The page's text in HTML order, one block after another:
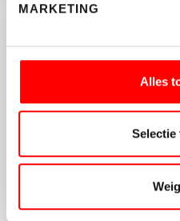
MARKETING
Alles
Selectie
Waltmann
Joost Steinweg en
geweldige
aanbod, klanten en
GOOGLE REVIEW